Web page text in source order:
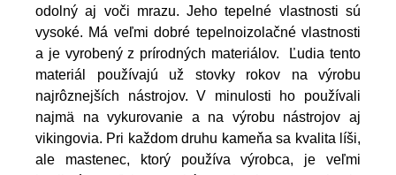
odolný aj voči mrazu. Jeho tepelné vlastnosti sú
vysoké. Má veľmi dobré tepelnoizolačné vlastnosti
a je vyrobený z prírodných materiálov. Ľudia tento
materiál používajú už stovky rokov na výrobu
najrôznejších nástrojov. V minulosti ho používali
najmä na vykurovanie a na výrobu nástrojov aj
vikingovia. Pri každom druhu kameňa sa kvalita líši,
ale mastenec, ktorý používa výrobca, je veľmi